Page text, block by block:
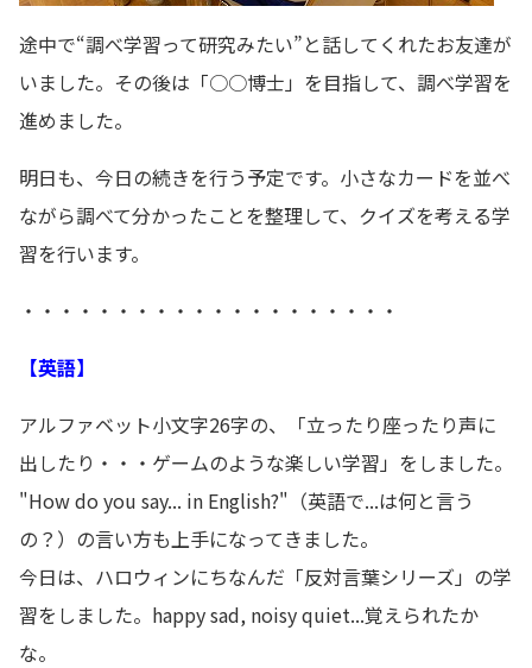
途中で“調べ学習って研究みたい”と話してくれたお友達が
いました。その後は「○○博士」を目指して、調べ学習を
進めました。
明日も、今日の続きを行う予定です。小さなカードを並べ
ながら調べて分かったことを整理して、クイズを考える学
習を行います。
・・・・・・・・・・・・・・・・・・・・
【英語】
アルファベット小文字26字の、「立ったり座ったり声に
出したり・・・ゲームのような楽しい学習」をしました。
"How do you say... in English?"（英語で...は何と言う
の？）の言い方も上手になってきました。
今日は、ハロウィンにちなんだ「反対言葉シリーズ」の学
習をしました。happy sad, noisy quiet...覚えられたか
な。